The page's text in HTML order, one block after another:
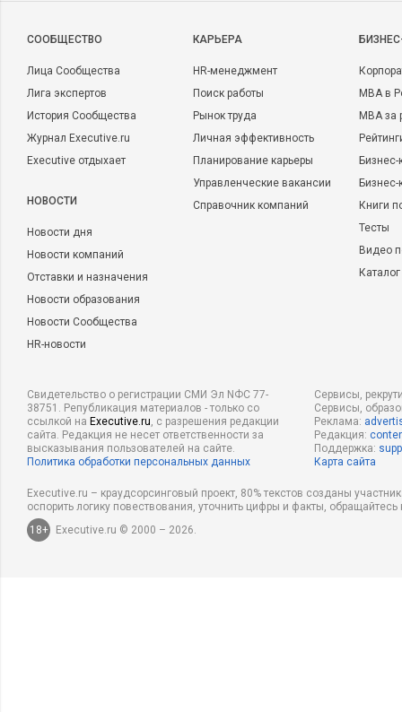
CООБЩЕСТВО
Лица Сообщества
Лига экспертов
История Сообщества
Журнал Executive.ru
Executive отдыхает
НОВОСТИ
Новости дня
Новости компаний
Отставки и назначения
Новости образования
Новости Сообщества
HR-новости
КАРЬЕРА
HR-менеджмент
Поиск работы
Рынок труда
Личная эффективность
Планирование карьеры
Управленческие вакансии
Справочник компаний
MBA в
MBA
Бизнес-
Книги
Тесты
Видео
Свидетельство о регистрации СМИ Эл NФС 77-
38751. Републикация материалов - только со
ссылкой на Executive.ru, с разрешения редакции
сайта. Редакция не несет ответственности за
высказывания пользователей на сайте.
Политика обработки персональных данных
Сервисы,
Сервисы,
Реклама:
Редакция:
Поддержка:
Карта сайта
Executive.ru – краудсорсинговый проект, 80% текстов созданы
оспорить логику повествования, уточнить цифры и факты,
18+
Executive.ru © 2000 – 2026.